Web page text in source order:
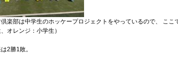
楽部は中学生のホッケープロジェクトをやっているので、 ここ
、オレンジ：小学生）
2勝1敗。